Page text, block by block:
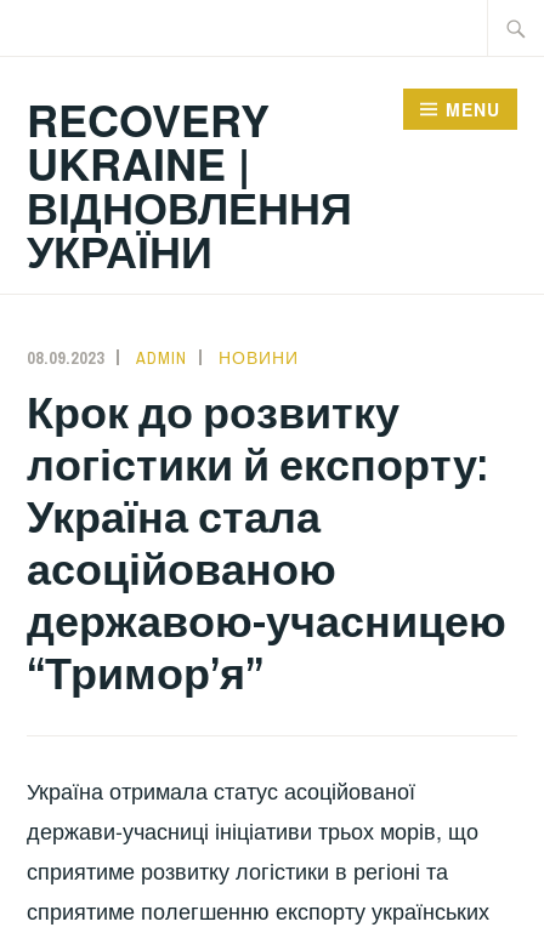
RECOVERY
UKRAINE |
ВІДНОВЛЕННЯ
УКРАЇНИ
MENU
08.09.2023 ADMIN НОВИНИ
Крок до розвитку
логістики й експорту:
Україна стала
асоційованою
державою-учасницею
“Тримор’я”
Україна отримала статус асоційованої
держави-учасниці ініціативи трьох морів, що
сприятиме розвитку логістики в регіоні та
сприятиме полегшенню експорту українських